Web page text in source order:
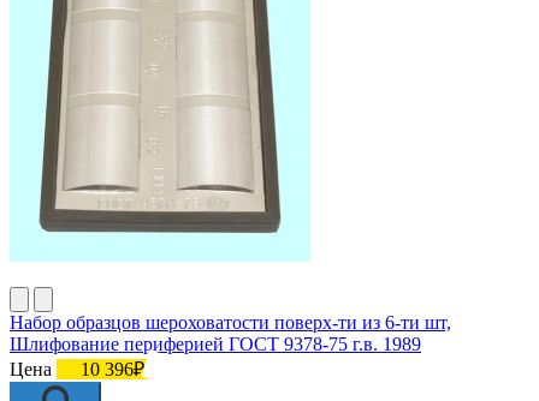
Набор образцов шероховатости поверх-ти из 6-ти шт,
Шлифование периферией ГОСТ 9378-75 г.в. 1989
Цена
10 396₽